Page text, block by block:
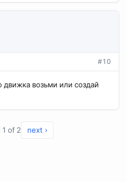
#10
движка возьми или создай
1 of 2 next ›